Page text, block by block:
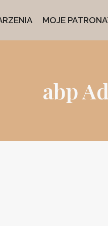
MOJE
abp